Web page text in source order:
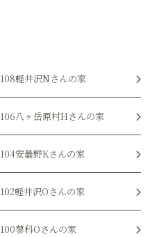
108軽井沢Nさんの家
106八ヶ岳原村Hさんの家
104安曇野Kさんの家
102軽井沢Oさんの家
100蓼科Oさんの家